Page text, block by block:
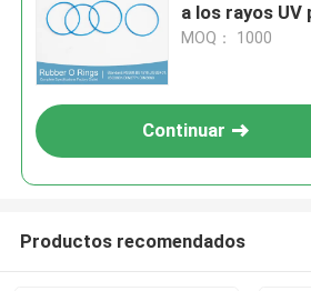
a los rayos UV
temperatura
MOQ： 1000
Continuar
Productos recomendados